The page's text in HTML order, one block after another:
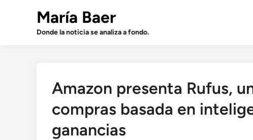
María Baer
Donde la noticia se analiza a fondo.
Amazon presenta Rufus,
compras basada en
ganancias